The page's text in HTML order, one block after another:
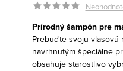
Prírodný šampón pre
Prebuďte svoju vlasovú
navrhnutým špeciálne
obsahuje starostlivo